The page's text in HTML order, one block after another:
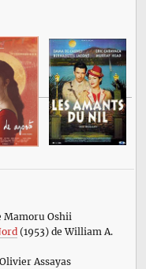
Mamoru Oshii
(1953) de William A.
Assayas